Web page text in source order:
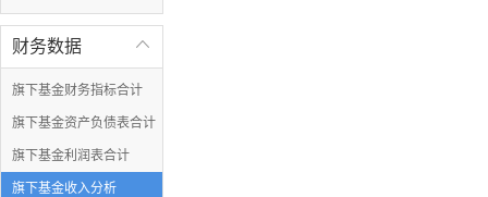

财务数据
旗下基金财务指标合计
旗下基金资产负债表合计
旗下基金利润表合计
旗下基金收入分析